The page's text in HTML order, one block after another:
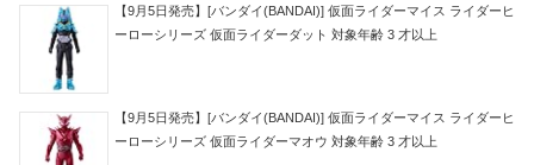
【9月5日発売】[バンダイ(BANDAI)] 仮面ライダーマイス ライダーヒ
ーローシリーズ 仮面ライダーダット 対象年齢 3 才以上
【9月5日発売】[バンダイ(BANDAI)] 仮面ライダーマイス ライダーヒ
ーローシリーズ 仮面ライダーマオウ 対象年齢 3 才以上